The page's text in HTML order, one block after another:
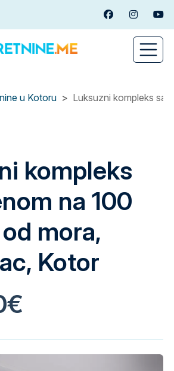
FacebookInstagram
u Kotoru Luksuzni kompleks sa
kompleks
na 100
mora,
Kotor